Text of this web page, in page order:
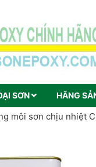
SƠN HÃNG
môi sơn chịu nhiệt